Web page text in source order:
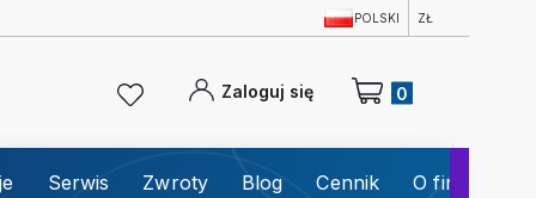
POLSKI ZŁ
Zaloguj się Produkty w koszyku:
Serwis Zwroty Blog Cennik O firmie